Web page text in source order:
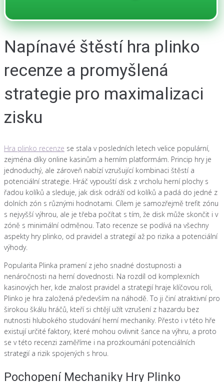
Napínavé štěstí hra plinko
recenze a promyšlená
strategie pro maximalizaci
zisku
Hra plinko recenze se stala v posledních letech velice populární,
zejména díky online kasinům a herním platformám. Princip hry je
jednoduchý, ale zároveň nabízí vzrušující kombinaci štěstí a
potenciální strategie. Hráč vypouští disk z vrcholu herní plochy s
řadou kolíků a sleduje, jak disk odráží od kolíků a padá do jedné z
dolních zón s různými hodnotami. Cílem je samozřejmě trefit zónu
s nejvyšší výhrou, ale je třeba počítat s tím, že disk může skončit i v
zóně s minimální odměnou. Tato recenze se podívá na všechny
aspekty hry plinko, od pravidel a strategií až po rizika a potenciální
výhody.
Popularita Plinka pramení z jeho snadné dostupnosti a
nenáročnosti na herní dovednosti. Na rozdíl od komplexních
kasinových her, kde znalost pravidel a strategií hraje klíčovou roli,
Plinko je hra založená především na náhodě. To ji činí atraktivní pro
širokou škálu hráčů, kteří si chtějí užít vzrušení z hazardu bez
nutnosti hlubokého studování herní mechaniky. Přesto i v této hře
existují určité faktory, které mohou ovlivnit šance na výhru, a proto
se v této recenzi zaměříme i na prozkoumání potenciálních
strategií a rizik spojených s hrou.
Pochopení Mechaniky Hry Plinko